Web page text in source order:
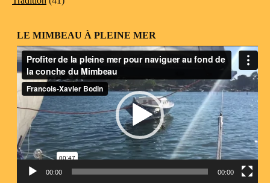
LE MIMBEAU À PLEINE MER
Lecteur
vidéo
00:00 00:00